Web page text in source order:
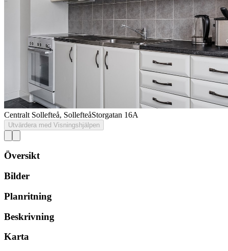
Centralt Sollefteå, SollefteåStorgatan 16A
Utvärdera med Visningshjälpen
Översikt
Bilder
Planritning
Beskrivning
Karta